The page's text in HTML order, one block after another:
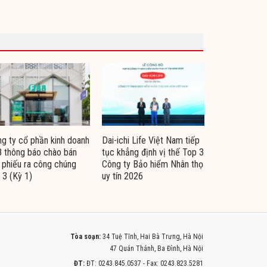
ty cổ phần kinh doanh
thông báo chào bán
ra công chúng
(Kỳ 1)
Dai-ichi Life Việt Nam tiếp
tục khẳng định vị thế Top 3
Công ty Bảo hiểm Nhân thọ
uy tín 2026
Tòa soạn: 34 Tuệ Tĩnh, Hai Bà Trưng, Hà Nội
47 Quán Thánh, Ba Đình, Hà Nội
ĐT: ĐT: 0243.845.0537 - Fax: 0243.823.5281